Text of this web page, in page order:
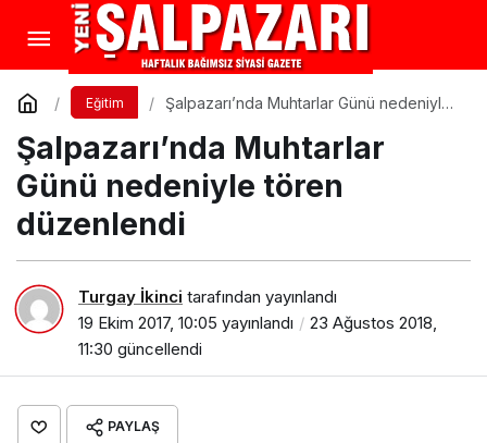
Eğitim
Şalpazarı’nda Muhtarlar Günü nedeniyle
Şalpazarı’nda Muhtarlar
Günü nedeniyle tören
düzenlendi
Turgay İkinci tarafından yayınlandı
19 Ekim 2017, 10:05 yayınlandı
23 Ağustos 2018,
11:30 güncellendi
PAYLAŞ